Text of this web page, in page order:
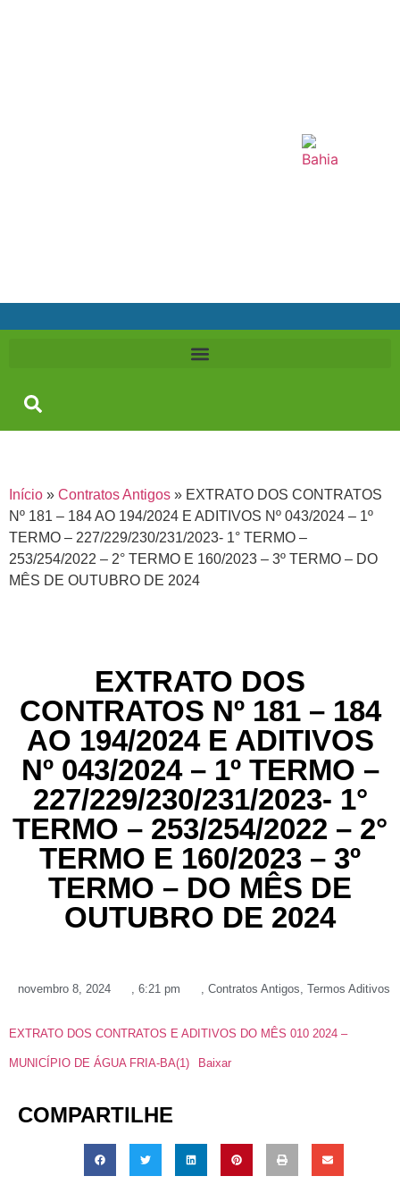
Início » Contratos Antigos » EXTRATO DOS CONTRATOS
Nº 181 – 184 AO 194/2024 E ADITIVOS Nº 043/2024 – 1º
TERMO – 227/229/230/231/2023- 1° TERMO –
253/254/2022 – 2° TERMO E 160/2023 – 3º TERMO – DO
MÊS DE OUTUBRO DE 2024
EXTRATO DOS
CONTRATOS Nº 181 – 184
AO 194/2024 E ADITIVOS
Nº 043/2024 – 1º TERMO –
227/229/230/231/2023- 1°
TERMO – 253/254/2022 – 2°
TERMO E 160/2023 – 3º
TERMO – DO MÊS DE
OUTUBRO DE 2024
novembro 8, 2024 , 6:21 pm , Contratos Antigos, Termos Aditivos
EXTRATO DOS CONTRATOS E ADITIVOS DO MÊS 010 2024 –
MUNICÍPIO DE ÁGUA FRIA-BA(1) Baixar
COMPARTILHE